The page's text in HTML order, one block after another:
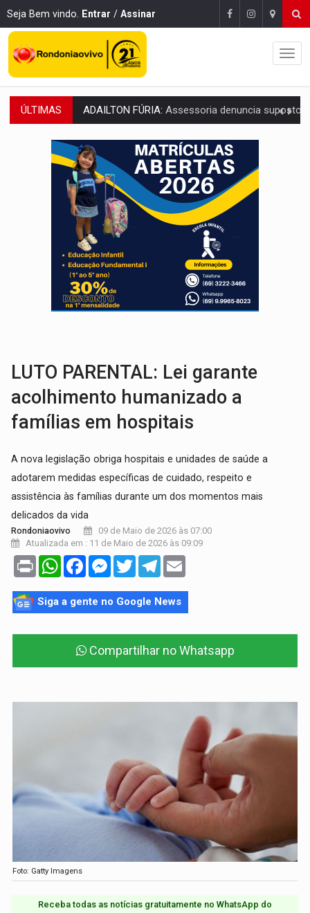
Seja Bem vindo. Entrar / Assinar
ÚLTIMAS VÍDEO:Motoboy de delivery sofre fratura após mulher
ELEIÇÕES 2026:Ulisses Guimarães e as nuvens no céu de Rondônia –
DECISÃO REVISADA: Nunes Marques reduz pena de Acir Gurgacz e declara
CONEXÃO RONDONIAOVIVO:Museólogo Antônio Ocampo lança livro
ELEIÇÕES 2026:Patrimônio de candidata a deputada federal do PL salta R$ 1
VÍDEO: Quadrilha é flagrada com cerca de 200 porções
BAIRRO TEIXEIRÃO: MPF cobra regularização fundiária da
SUCESSO NA ABERTURA:2ª Feira Rondônia Empreendedora segue no Espaço
LUTO PARENTAL: Lei garante
acolhimento humanizado a
famílias em hospitais
A nova legislação obriga hospitais e unidades de saúde a
adotarem medidas específicas de cuidado, respeito e
assistência às famílias durante um dos momentos mais
delicados da vida
Rondoniaovivo
09 de Maio de 2026 às 07:00
Atualizada em : 11 de Maio de 2026 às 09:09
Print WhatsAppFacebookMessenger
TwitterTelegram
Siga a gente no Google News
Compartilhar no Whatsapp
Foto: Gatty Imagens
Receba todas as notícias gratuitamente no WhatsApp do